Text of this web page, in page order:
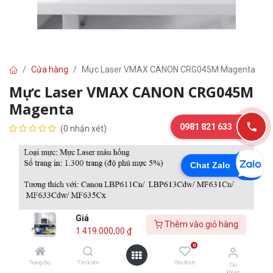
Giá
1.419.000,00 ₫
Thêm vào giỏ hàng
Trang chủ Tìm kiếm
0
Yêu thích
Tài
Cửa hàng Mực Laser VMAX CANON CRG045M Magenta
Mực Laser VMAX CANON CRG045M
Magenta
(0 nhận xét)
1.419.000,00₫
Chat Zalo
0981 821 633